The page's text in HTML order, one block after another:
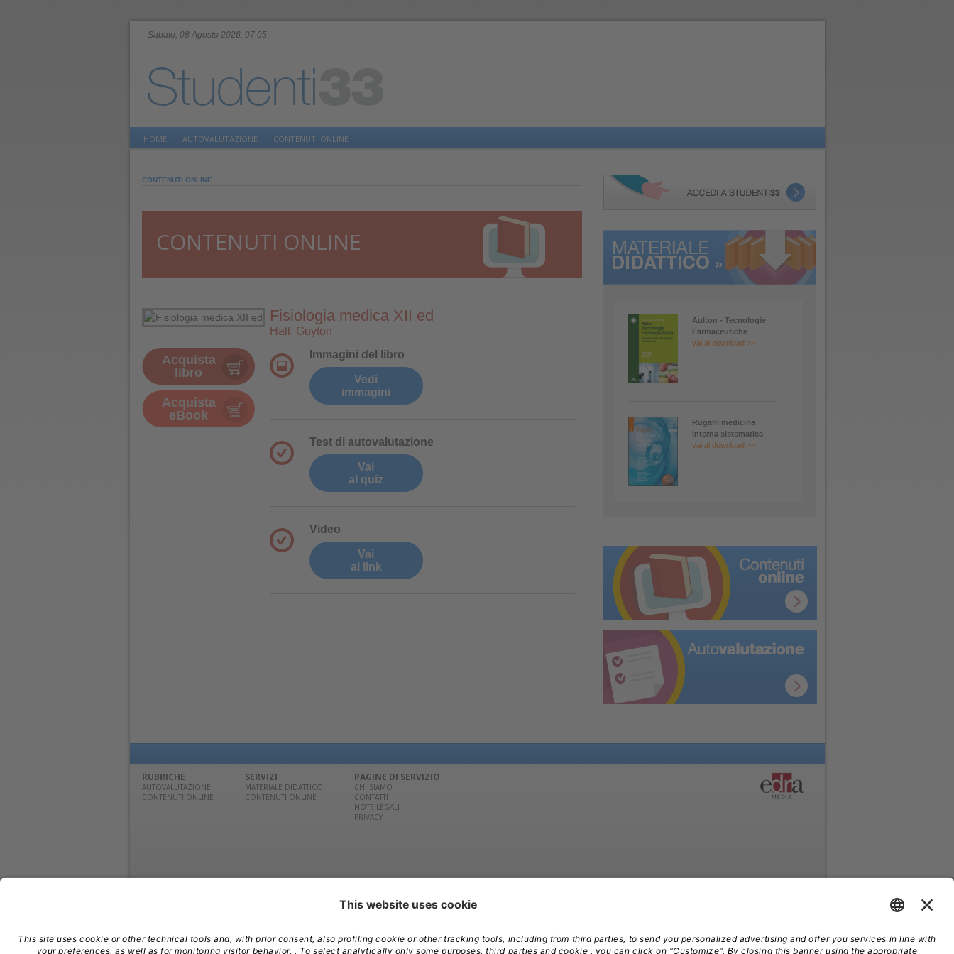
Sabato, 08 Agosto 2026, 07:05
HOME AUTOVALUTAZIONE CONTENUTI ONLINE
CONTENUTI ONLINE
CONTENUTI ONLINE
Acquista
libro
Acquista
eBook
Fisiologia medica XII ed
Hall, Guyton
Immagini del libro
Vedi
immagini
Test di autovalutazione
Vai
al quiz
Video
Vai
al link
Aulton - Tecnologie
Farmaceutiche
vai al download >>
Rugarli medicina
interna sistematica
vai al download >>
RUBRICHE
AUTOVALUTAZIONE
CONTENUTI ONLINE
SERVIZI
MATERIALE DIDATTICO
CONTENUTI ONLINE
PAGINE DI SERVIZIO
CHI SIAMO
CONTATTI
NOTE LEGALI
PRIVACY